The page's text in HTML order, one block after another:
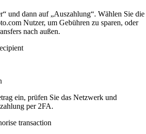
und dann auf „Auszahlung“. Wählen Sie die
Nutzer, um Gebühren zu sparen, oder
nach außen.
ein, prüfen Sie das Netzwerk und
per 2FA.